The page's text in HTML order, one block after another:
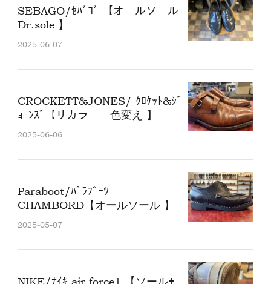
SEBAGO/ｾﾊﾞｺﾞ 【オールソール
Dr.sole 】
2025-06-07
CROCKETT&JONES/ ｸﾛｹｯﾄ&ｼﾞ
ｮｰﾝｽﾞ【リカラー 色変え 】
2025-06-06
Paraboot/ﾊﾟﾗﾌﾞｰﾂ
CHAMBORD【オールソール 】
2025-05-07
NIKE/ﾅｲｷ air force1 【ソール+